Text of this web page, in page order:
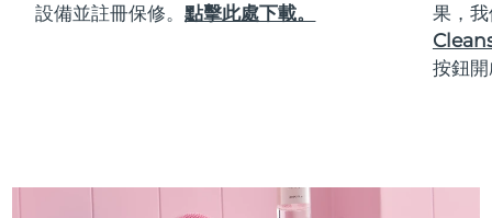
設備並註冊保修。點擊此處下載。
果，
按鈕